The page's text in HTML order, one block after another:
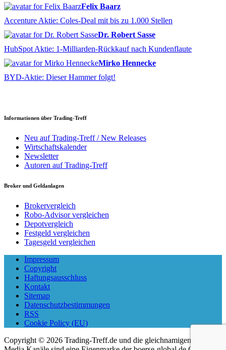
Felix Baarz
Accenture Aktie: Coles-Deal mit bis zu 1.000 Stellen
Dr. Robert Sasse
HubSpot Aktie: 1-Milliarden-Rückkauf nach Kundenflaute
Mirko Hennecke
BYD-Aktie: Dieser Hammer folgt!
Informationen über Trading-Treff
Neu auf Trading-Treff / New Releases
Wirtschaftskalender
Newsletter
Autoren auf Trading-Treff
Broker und Geldanlagen
Brokervergleich
Robo-Advisor vergleichen
Depotvergleich
Festgeld vergleichen
Tagesgeld vergleichen
Impressum
Copyright
Haftungsausschluss
Kontakt
Sitemap
Datenschutzbestimmungen
RSS
Cookie Policy (EU)
Copyright © 2026 Trading-Treff.de und die gleichnamigen Social